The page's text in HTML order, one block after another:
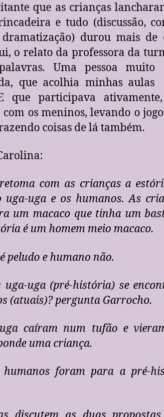
que as crianças
e tudo (discussão,
durou mais de
o relato da professora da
Uma pessoa muito
que acolhia minhas
que participava
os meninos, levando o
coisas de lá também.
com as crianças a
uga-uga e os humanos. As
um macaco que tinha um
é um homem meio macaco.
peludo e humano não.
uga-uga (pré-história) se
(atuais)? pergunta Garrocho.
caíram num tufão e
uma criança.
foram para a pré-